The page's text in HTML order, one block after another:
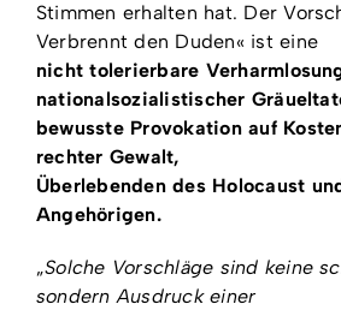
Stimmen erhalten hat. Der
Verbrennt den Duden« ist eine
nicht tolerierbare
nationalsozialistischer
bewusste Provokation auf
rechter Gewalt,
Überlebenden des Holocaust
Angehörigen.
„Solche Vorschläge sind keine
sondern Ausdruck einer